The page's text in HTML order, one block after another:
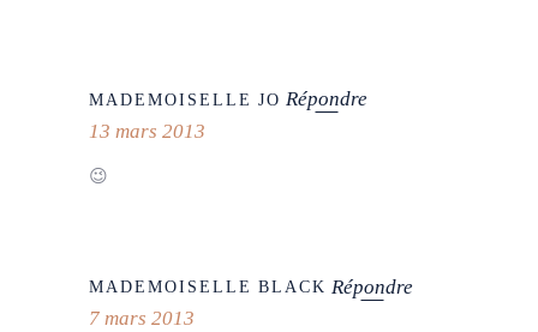
MADEMOISELLE JO Répondre
13 mars 2013
😉
MADEMOISELLE BLACK Répondre
7 mars 2013